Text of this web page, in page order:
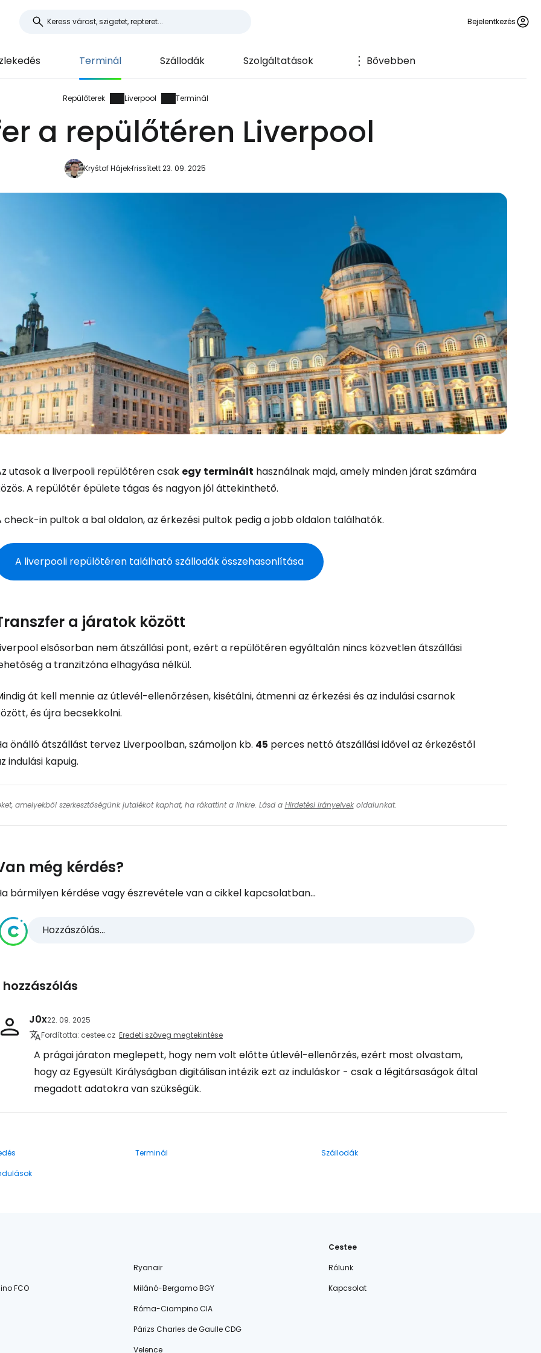
Bejelentkezés
Terminál Szállodák Szolgáltatások Bővebben
Repülőterek Liverpool Terminál
a repülőtéren Liverpool
Kryštof Hájekfrissített 23. 09. 2025
utasok a liverpooli repülőtéren csak egy terminált használnak majd, amely minden járat számára
A repülőtér épülete tágas és nagyon jól áttekinthető.
check-in pultok a bal oldalon, az érkezési pultok pedig a jobb oldalon találhatók.
A liverpooli repülőtéren található szállodák összehasonlítása
a járatok között
elsősorban nem átszállási pont, ezért a repülőtéren egyáltalán nincs közvetlen átszállási
a tranzitzóna elhagyása nélkül.
át kell mennie az útlevél-ellenőrzésen, kisétálni, átmenni az érkezési és az indulási csarnok
és újra becsekkolni.
önálló átszállást tervez Liverpoolban, számoljon kb. 45 perces nettó átszállási idővel az érkezéstől
indulási kapuig.
amelyekből szerkesztőségünk jutalékot kaphat, ha rákattint a linkre. Lásd a Hirdetési irányelvekoldalunkat.
még kérdés?
bármilyen kérdése vagy észrevétele van a cikkel kapcsolatban...
Hozzászólás...
hozzászólás
J0x22. 09. 2025
Fordította: cestee.cz Eredeti szöveg megtekintése
A prágai járaton meglepett, hogy nem volt előtte útlevél-ellenőrzés, ezért most olvastam,
hogy az Egyesült Királyságban digitálisan intézik ezt az induláskor - csak a légitársaságok által
megadott adatokra van szükségük.
Terminál
Szállodák
Ryanair
FCO
Milánó-Bergamo BGY
Róma-Ciampino CIA
Párizs Charles de Gaulle CDG
Velence
Cestee
Rólunk
Kapcsolat
Bejelentkezés a Cestee-be
Folytassa e-mailben